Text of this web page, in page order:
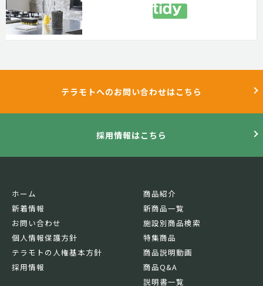
テラモトへのお問い合わせはこちら
採用情報はこちら
ホーム
新着情報
お問い合わせ
個人情報保護方針
テラモトの人権基本方針
採用情報
商品紹介
新商品一覧
施設別商品検索
特集商品
商品説明動画
商品Q&A
説明書一覧